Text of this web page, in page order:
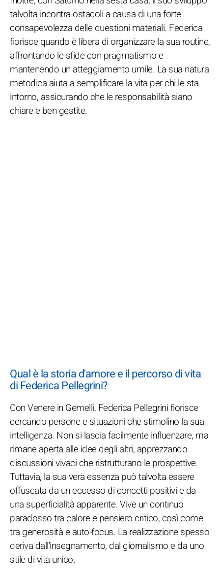
talvolta incontra ostacoli a causa di una forte
consapevolezza delle questioni materiali. Federica
fiorisce quando è libera di organizzare la sua routine,
affrontando le sfide con pragmatismo e
mantenendo un atteggiamento umile. La sua natura
metodica aiuta a semplificare la vita per chi le sta
intorno, assicurando che le responsabilità siano
chiare e ben gestite.
Qual è la storia d'amore e il percorso di vita
di Federica Pellegrini?
Con Venere in Gemelli, Federica Pellegrini fiorisce
cercando persone e situazioni che stimolino la sua
intelligenza. Non si lascia facilmente influenzare, ma
rimane aperta alle idee degli altri, apprezzando
discussioni vivaci che ristrutturano le prospettive.
Tuttavia, la sua vera essenza può talvolta essere
offuscata da un eccesso di concetti positivi e da
una superficialità apparente. Vive un continuo
paradosso tra calore e pensiero critico, così come
tra generosità e auto-focus. La realizzazione spesso
deriva dall'insegnamento, dal giornalismo e da uno
stile di vita unico.